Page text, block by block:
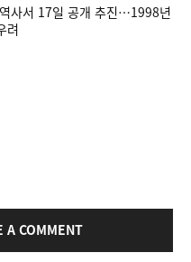
사서 17일 공개 추진…1998년
려
A COMMENT